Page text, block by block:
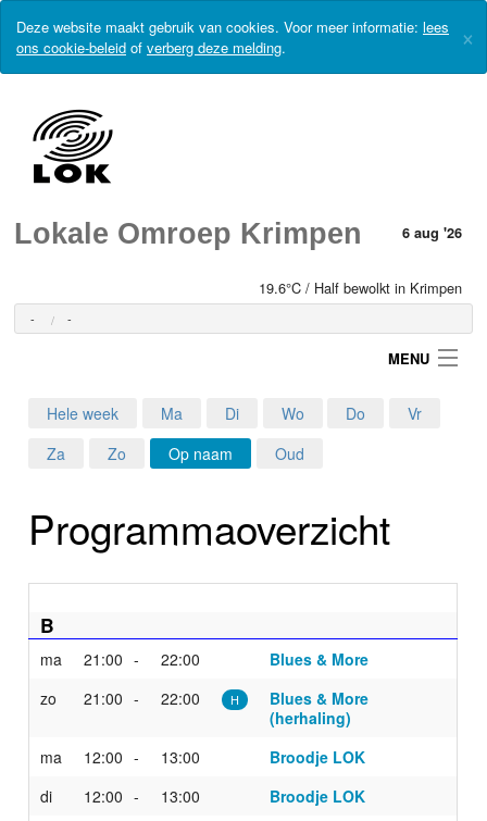
Deze website maakt gebruik van cookies. Voor meer informatie: lees
ons cookie-beleid of verberg deze melding. ×
Lokale Omroep Krimpen 6 aug '26
19.6°C / Half bewolkt in Krimpen
- -
MENU
Programma's
Video
Webcam
Info
Hele week Ma Di Wo Do
Vr
Za
Zo Op naam Oud
Programmaoverzicht
B
ma 21:00 22:00
Blues & More
zo
21:00 22:00 H
Blues & More
(herhaling)
ma
12:00 13:00
Broodje LOK
di
12:00 13:00
Broodje LOK